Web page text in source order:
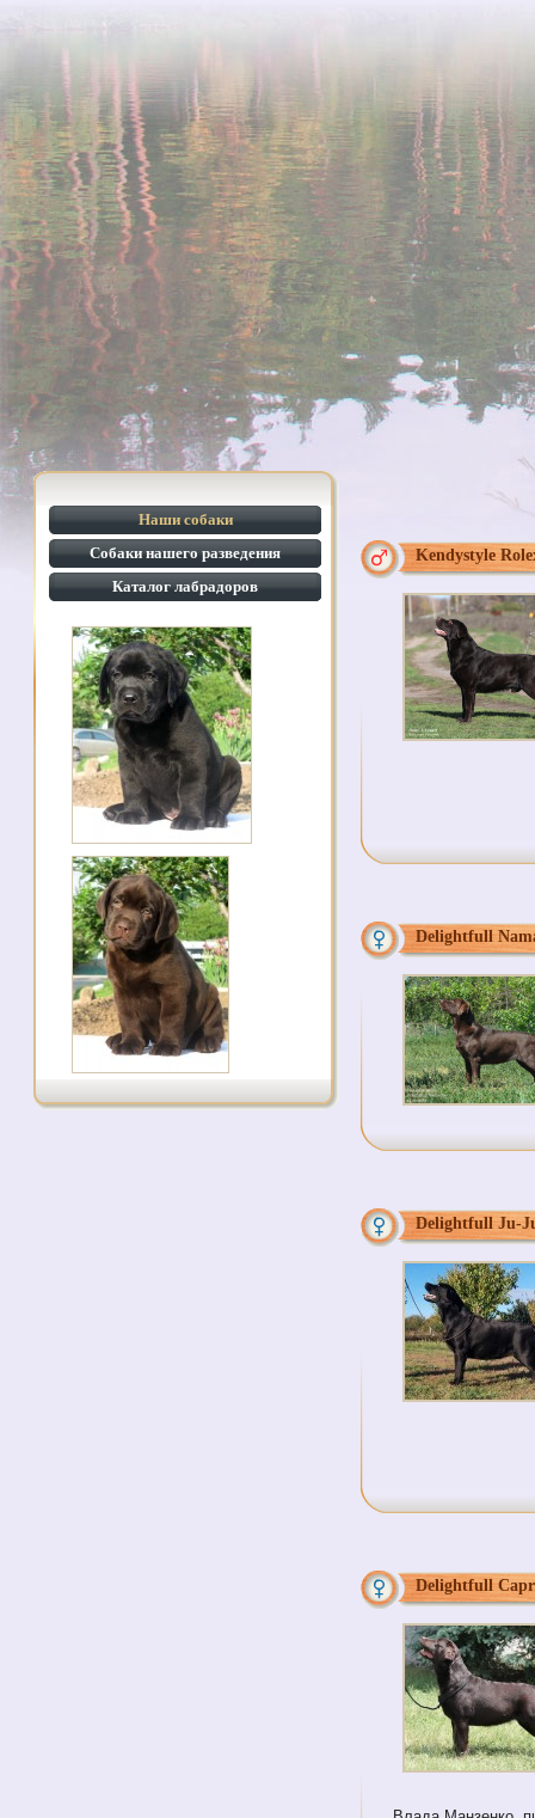
Наши собаки
Собаки нашего разведения
Каталог лабрадоров
Kendystyle
Delightfull
Delightfull Ju-
Delightfull